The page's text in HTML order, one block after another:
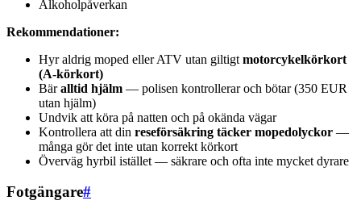
Alkoholpåverkan
Rekommendationer:
Hyr aldrig moped eller ATV utan giltigt motorcykelkörkort
(A-körkort)
Bäralltid hjälm — polisen kontrollerar och bötar (350 EUR
utan hjälm)
Undvik att köra på natten och på okända vägar
Kontrollera att din reseförsäkring täcker mopedolyckor —
många gör det inte utan korrekt körkort
Överväg hyrbil istället — säkrare och ofta inte mycket dyrare
Fotgängare#